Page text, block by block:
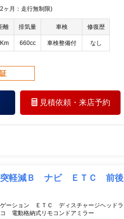
ヶ月：走行無制限)
離 排気量 車検 修復歴
660cc 車検整備付 なし
見積依頼・ 来店予約
軽減Ｂ ナビ ＥＴＣ 前後
ーション ＥＴＣ ディスチャージヘッドラ
電動格納式リモコンドアミラー